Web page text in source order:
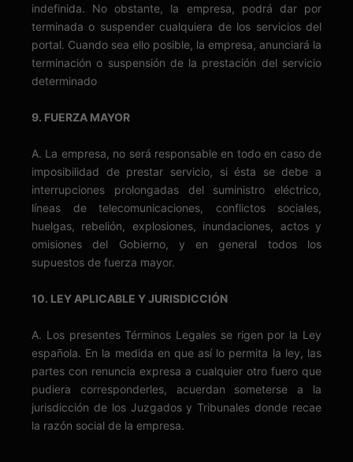
indefinida. No obstante, la empresa, podrá dar por
terminada o suspender cualquiera de los servicios del
portal. Cuando sea ello posible, la empresa, anunciará la
terminación o suspensión de la prestación del servicio
determinado
9. FUERZA MAYOR
A. La empresa, no será responsable en todo en caso de
imposibilidad de prestar servicio, si ésta se debe a
interrupciones prolongadas del suministro eléctrico,
líneas de telecomunicaciones, conflictos sociales,
huelgas, rebelión, explosiones, inundaciones, actos y
omisiones del Gobierno, y en general todos los
supuestos de fuerza mayor.
10. LEY APLICABLE Y JURISDICCIÓN
A. Los presentes Términos Legales se rigen por la Ley
española. En la medida en que así lo permita la ley, las
partes con renuncia expresa a cualquier otro fuero que
pudiera corresponderles, acuerdan someterse a la
jurisdicción de los Juzgados y Tribunales donde recae
la razón social de la empresa.